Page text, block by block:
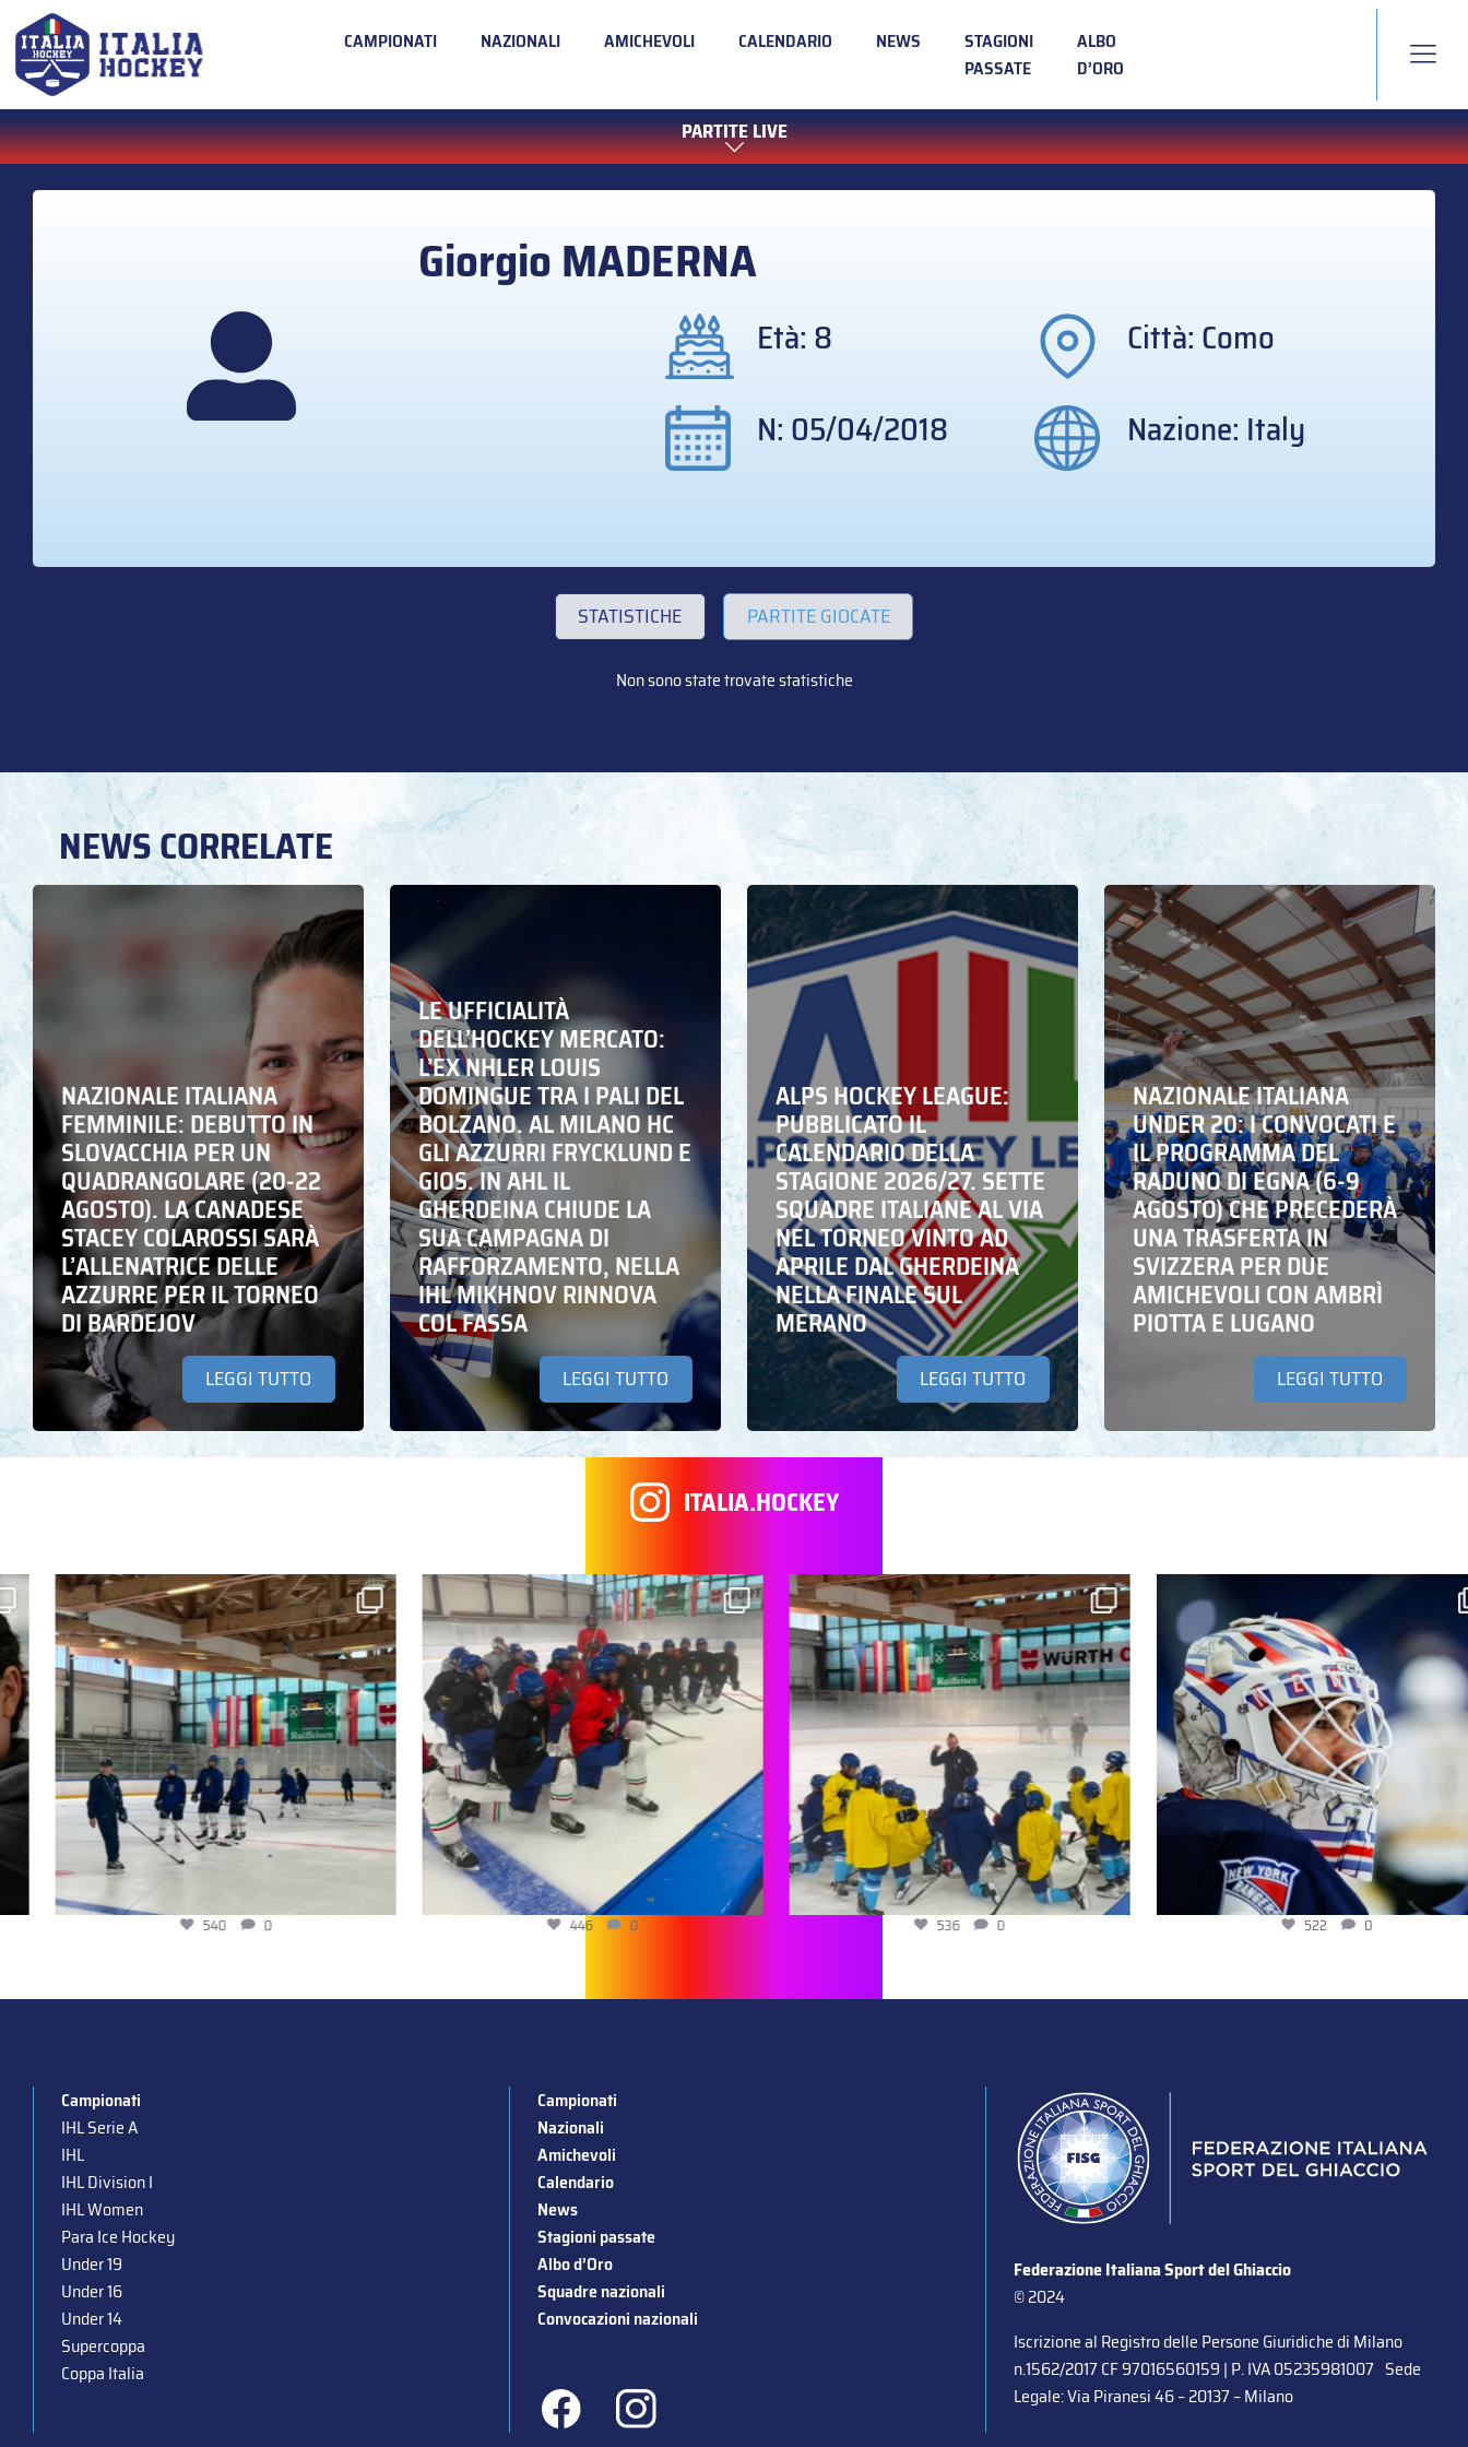
CAMPIONATI NAZIONALI AMICHEVOLI CALENDARIO NEWS
STAGIONI
PASSATE
ALBO
D’ORO
PARTITE LIVE
GiorgioMADERNA
Età: 8
Città: Como
N: 05/04/2018
Nazione: Italy
STATISTICHE PARTITE GIOCATE
Non sono state trovate statistiche
NEWS CORRELATE
NAZIONALE ITALIANA
FEMMINILE: DEBUTTO IN
SLOVACCHIA PER UN
QUADRANGOLARE (20-22
AGOSTO). LA CANADESE
STACEY COLAROSSI SARÀ
L’ALLENATRICE DELLE
AZZURRE PER IL TORNEO
DI BARDEJOV
LEGGI TUTTO
LE UFFICIALITÀ
DELL’HOCKEY MERCATO:
L’EX NHLER LOUIS
DOMINGUE TRA I PALI DEL
BOLZANO. AL MILANO HC
GLI AZZURRI FRYCKLUND E
GIOS. IN AHL IL
GHERDEINA CHIUDE LA
SUA CAMPAGNA DI
RAFFORZAMENTO, NELLA
IHL MIKHNOV RINNOVA
COL FASSA
LEGGI TUTTO
ALPS HOCKEY LEAGUE:
PUBBLICATO IL
CALENDARIO DELLA
STAGIONE 2026/27. SETTE
SQUADRE ITALIANE AL VIA
NEL TORNEO VINTO AD
APRILE DAL GHERDEINA
NELLA FINALE SUL
MERANO
LEGGI TUTTO
NAZIONALE ITALIANA
UNDER 20: I CONVOCATI E
IL PROGRAMMA DEL
RADUNO DI EGNA (6-9
AGOSTO) CHE PRECEDERÀ
UNA TRASFERTA IN
SVIZZERA PER DUE
AMICHEVOLI CON AMBRÌ
PIOTTA E LUGANO
LEGGI TUTTO
ITALIA.HOCKEY
540 0 446 0 536 0 522 0
Campionati
IHL Serie A
IHL
IHL Division I
IHL Women
Para Ice Hockey
Under 19
Under 16
Under 14
Supercoppa
Coppa Italia
Campionati
Nazionali
Amichevoli
Calendario
News
Stagioni passate
Albo d’Oro
Squadre nazionali
Convocazioni nazionali
Federazione Italiana Sport del Ghiaccio
© 2024
Iscrizione al Registro delle Persone Giuridiche di Milano
n.1562/2017 CF 97016560159 | P. IVA 05235981007 Sede
Legale: Via Piranesi 46 – 20137 – Milano